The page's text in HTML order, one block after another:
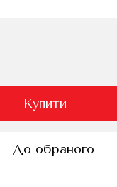
Купити
До обраного